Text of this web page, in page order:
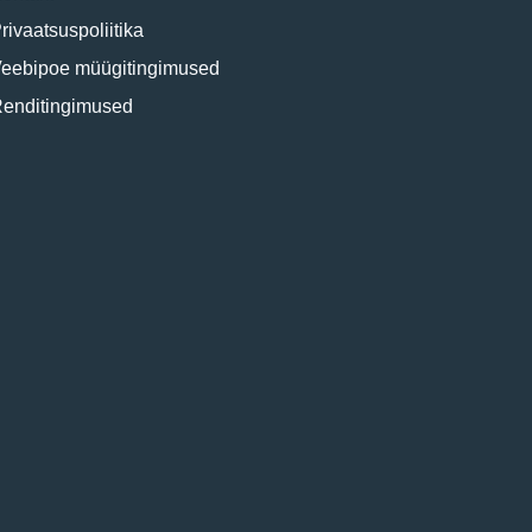
müügitingimused